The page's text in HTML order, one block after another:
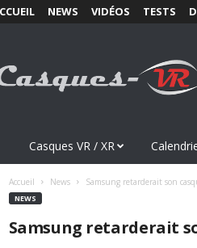
NEWS VIDÉOS TESTS
Casques VR / XR
Accueil News Samsung retarderait son
NEWS
Samsung retarderait